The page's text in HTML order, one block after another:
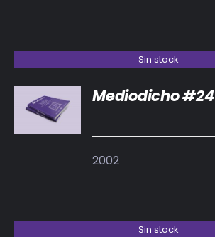
Sin stock
DETALLES
Mediodicho #24
2002
Sin stock